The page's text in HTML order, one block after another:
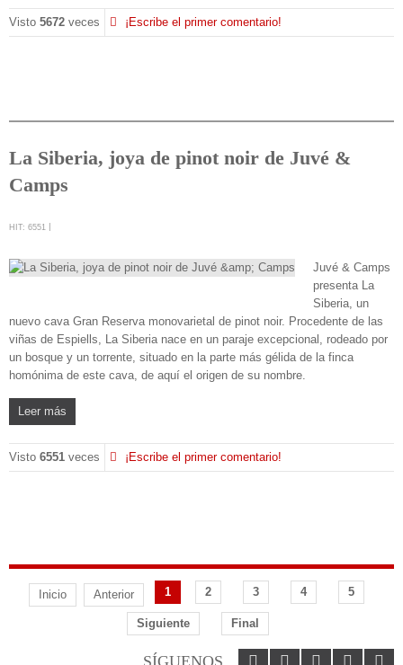
Visto 5672 veces ¡Escribe el primer comentario!
La Siberia, joya de pinot noir de Juvé &
Camps
HIT: 6551
Juvé & Camps
presenta La
Siberia, un
nuevo cava Gran Reserva monovarietal de pinot noir. Procedente de las
viñas de Espiells, La Siberia nace en un paraje excepcional, rodeado por
un bosque y un torrente, situado en la parte más gélida de la finca
homónima de este cava, de aquí el origen de su nombre.
Leer más
Visto 6551 veces ¡Escribe el primer comentario!
Inicio Anterior 1 2 3 4 5
Siguiente Final
SÍGUENOS